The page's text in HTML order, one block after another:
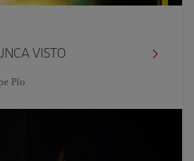
VISTO
Pío